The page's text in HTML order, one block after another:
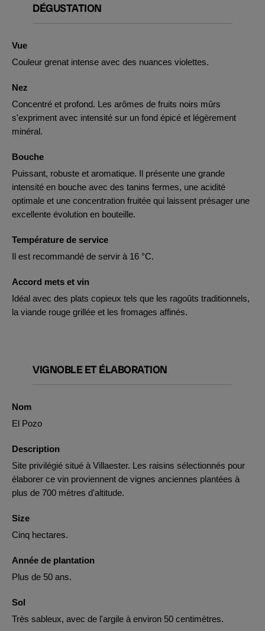
DÉGUSTATION
Vue
Couleur grenat intense avec des nuances violettes.
Nez
Concentré et profond. Les arômes de fruits noirs mûrs
s'expriment avec intensité sur un fond épicé et légèrement
minéral.
Bouche
Puissant, robuste et aromatique. Il présente une grande
intensité en bouche avec des tanins fermes, une acidité
optimale et une concentration fruitée qui laissent présager une
excellente évolution en bouteille.
Température de service
Il est recommandé de servir à 16 °C.
Accord mets et vin
Idéal avec des plats copieux tels que les ragoûts traditionnels,
la viande rouge grillée et les fromages affinés.
VIGNOBLE ET ÉLABORATION
Nom
El Pozo
Description
Site privilégié situé à Villaester. Les raisins sélectionnés pour
élaborer ce vin proviennent de vignes anciennes plantées à
plus de 700 mètres d'altitude.
Size
Cinq hectares.
Année de plantation
Plus de 50 ans.
Sol
Très sableux, avec de l'argile à environ 50 centimètres.